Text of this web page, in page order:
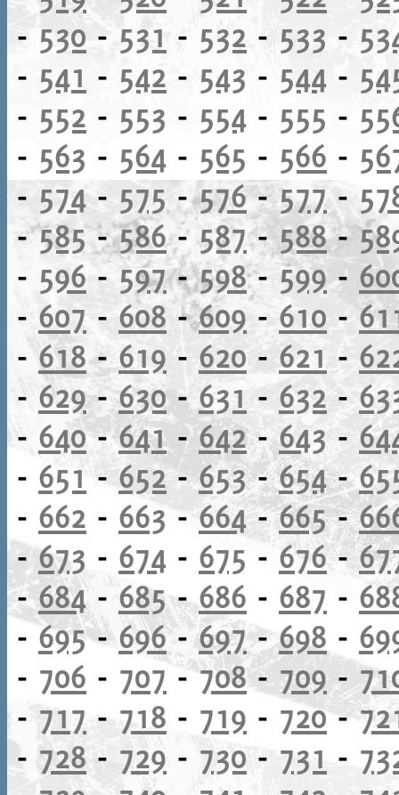
- 530- 531 - 532 - 533 -
- 541 - 542 - 543 - 544 -
- 552 - 553 - 554 - 555 -
- 563 - 564 - 565 - 566 -
- 574 - 575-576-577-
-585-586- 587-588-
- 596 - 597-598- 599-
- 607- 608 -609-610 -
-618-619 - 620 - 621 -
- 629-630- 631- 632 -
- 640-641-642-643-
- 651 -652-653-654-
- 662 - 663-664-665-
-673 - 674 - 675 - 676-
-684 -685-686 - 687 -
-695-696-697-698 -
- 706 - 707 -708- 709-
-717 - 718 - 719 - 720-
-728- 729 - 730- 731 -